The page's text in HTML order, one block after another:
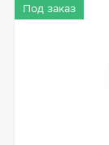
Под заказ